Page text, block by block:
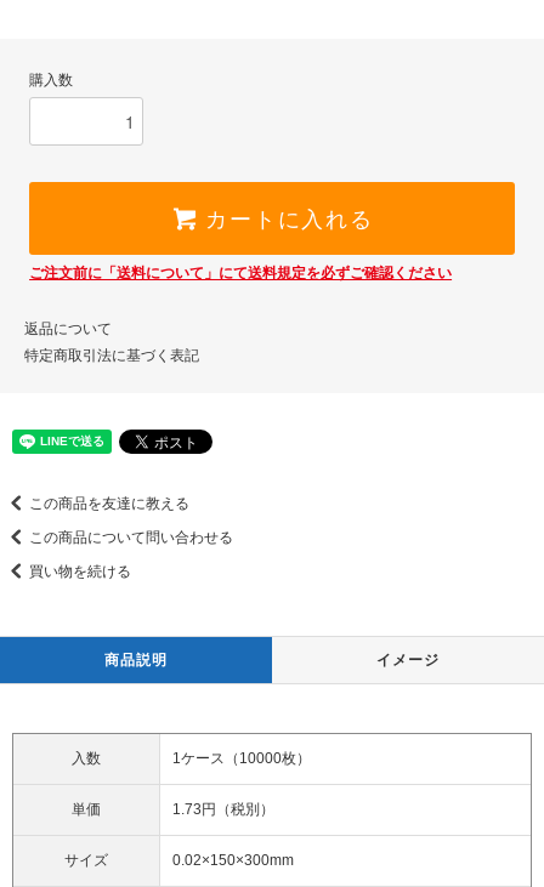
購入数
カートに入れる
ご注文前に「送料について」にて送料規定を必ずご確認ください
返品について
特定商取引法に基づく表記
この商品を友達に教える
この商品について問い合わせる
買い物を続ける
商品説明 イメージ
入数 1ケース（10000枚）
単価 1.73円（税別）
サイズ 0.02×150×300mm